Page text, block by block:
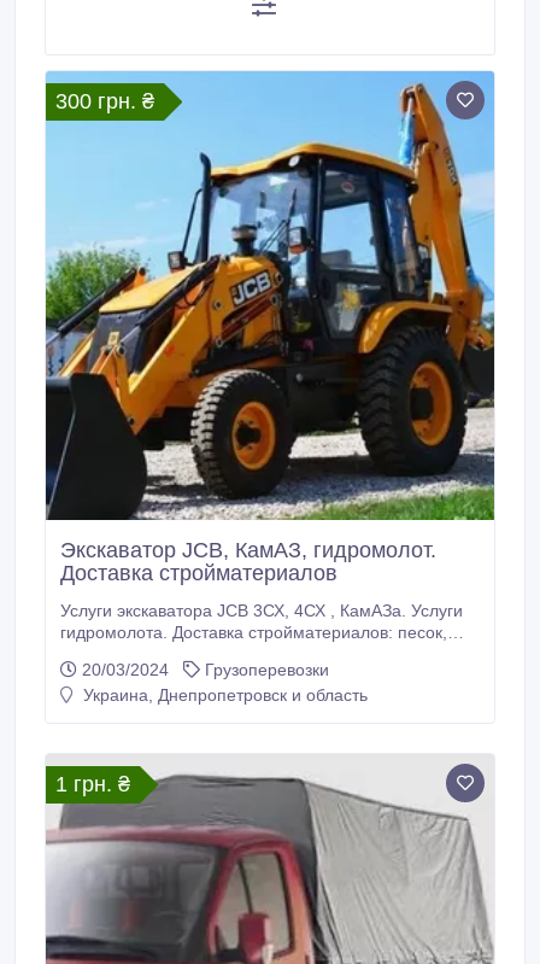
300 грн. ₴
Экскаватор JCB, КамАЗ, гидромолот.
Доставка стройматериалов
Услуги экскаватора JCB 3СХ, 4СХ , КамАЗа. Услуги
гидромолота. Доставка стройматериалов: песок,
граншлак, глина, кирпич и др. Демонтаж зданий.
Вывоз мусора. Погрузка. 067 5657650.
20/03/2024
Грузоперевозки
Украина, Днепропетровск и область
1 грн. ₴